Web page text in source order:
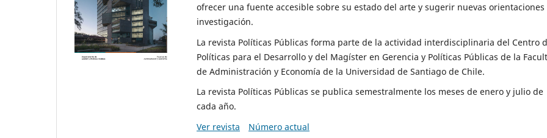
ofrecer una fuente accesible sobre su estado del arte y sugerir nuevas orientaciones
investigación.
La revista Políticas Públicas forma parte de la actividad interdisciplinaria del Centro
Políticas para el Desarrollo y del Magíster en Gerencia y Políticas Públicas de la
de Administración y Economía de la Universidad de Santiago de Chile.
La revista Políticas Públicas se publica semestralmente los meses de enero y julio de
cada año.
Ver revista
Número actual